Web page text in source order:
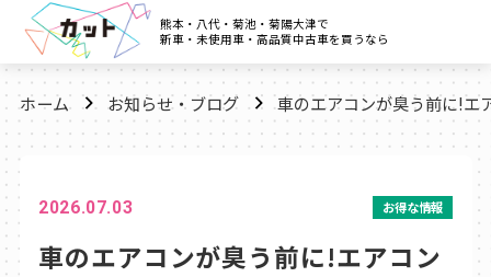
熊本・八代・菊池・菊陽大津で
新車・未使用車・高品質中古車を買うなら
ホーム お知らせ・ブログ 車のエアコンが臭う前に!エ
2026.07.03 お得な情報
車のエアコンが臭う前に!エアコン